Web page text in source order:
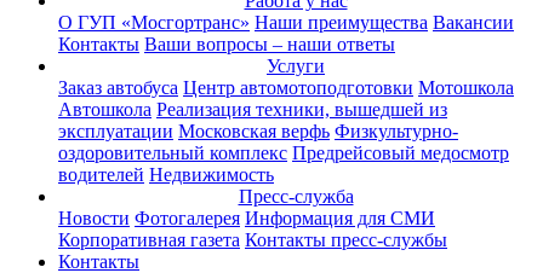
О ГУП «Мосгортранс» Наши преимущества Вакансии
Контакты Ваши вопросы – наши ответы
Услуги
Заказ автобуса Центр автомотоподготовки Мотошкола
Автошкола Реализация техники, вышедшей из
эксплуатации Московская верфь Физкультурно-
оздоровительный комплекс Предрейсовый медосмотр
водителей Недвижимость
Пресс-служба
Новости Фотогалерея Информация для СМИ
Корпоративная газета Контакты пресс-службы
Контакты